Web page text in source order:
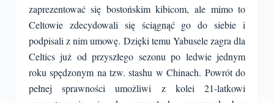
zaprezentować się bostońskim kibicom, ale mimo to
Celtowie zdecydowali się ściągnąć go do siebie i
podpisali z nim umowę. Dzięki temu Yabusele zagra dla
Celtics już od przyszłego sezonu po ledwie jednym
roku spędzonym na tzw. stashu w Chinach. Powrót do
pełnej sprawności umożliwi z kolei 21-latkowi